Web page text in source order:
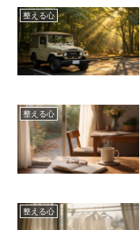
整える心
整える心
整える心